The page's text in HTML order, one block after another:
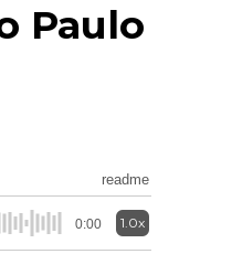
Paulo
readme
0:00 1.0x